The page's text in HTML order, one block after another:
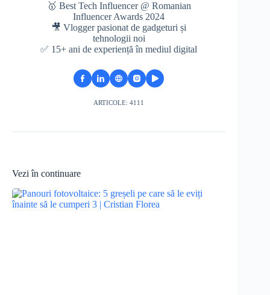
🥇 Best Tech Influencer @ Romanian
Influencer Awards 2024
🎥 Vlogger pasionat de gadgeturi și
tehnologii noi
✅ 15+ ani de experiență în mediul digital
ARTICOLE: 4111
Vezi în continuare